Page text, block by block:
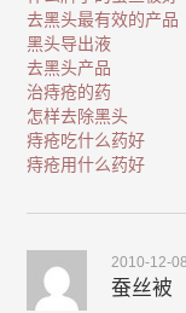
去黑头最有效的产品
黑头导出液
去黑头产品
治痔疮的药
怎样去除黑头
痔疮吃什么药好
痔疮用什么药好
2010-12-08
蚕丝被